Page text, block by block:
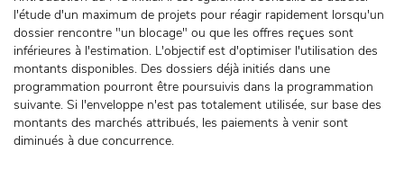
l'étude d'un maximum de projets pour réagir rapidement lorsqu'un
dossier rencontre "un blocage" ou que les offres reçues sont
inférieures à l'estimation. L'objectif est d'optimiser l'utilisation des
montants disponibles. Des dossiers déjà initiés dans une
programmation pourront être poursuivis dans la programmation
suivante. Si l'enveloppe n'est pas totalement utilisée, sur base des
montants des marchés attribués, les paiements à venir sont
diminués à due concurrence.